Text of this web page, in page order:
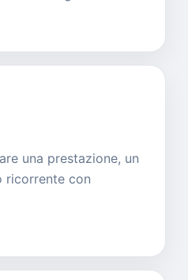
una prestazione, un
ricorrente con